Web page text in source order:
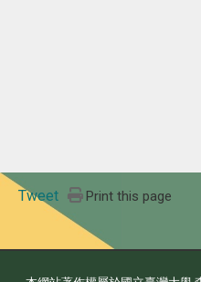
Tweet Print this page